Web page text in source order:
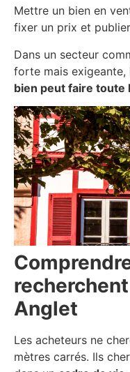
Mettre un bien en
fixer un prix et
Dans un secteur
forte mais exigeante,
bien peut faire toute
Anglet
Les acheteurs ne
mètres carrés. Ils